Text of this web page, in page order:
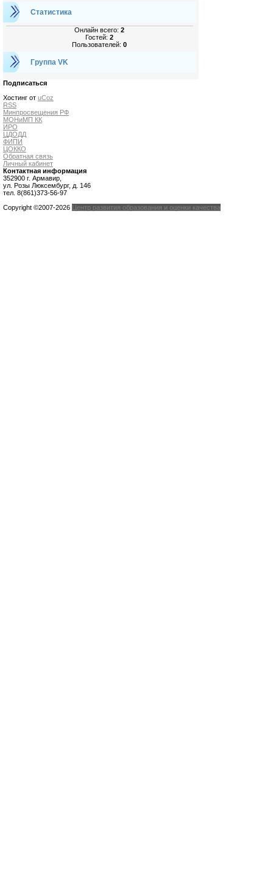
Статистика
Онлайн всего:2
Гостей:2
Пользователей:0
Группа VK
Подписаться
Хостинг от uCoz
RSS
Минпросвещения РФ
МОНиМП КК
ИРО
ЦДОДД
ФИПИ
ЦОККО
Обратная связь
Личный кабинет
Контактная информация
352900 г. Армавир,
ул. Розы Люксембург, д. 146
тел. 8(861)373-56-97
Copyright ©2007-2026 Центр развития образования и оценки качества